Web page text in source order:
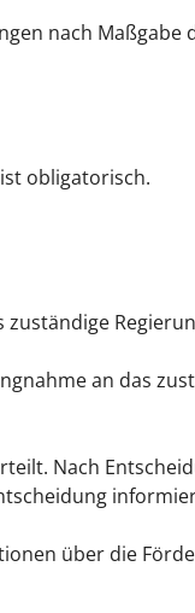
nach Maßgabe
obligatorisch.
an das
Nach
über die